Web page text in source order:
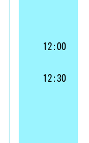
12:00
12:30